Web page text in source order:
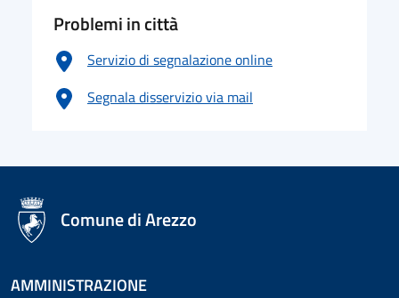
Problemi in città
Servizio di segnalazione online
Segnala disservizio via mail
logo Unione Europea
Comune di Arezzo
AMMINISTRAZIONE